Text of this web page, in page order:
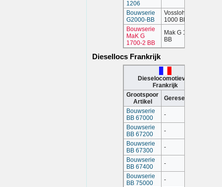
1206
Bouwserie
G2000-BB
Vossloh G
1000 BB
Bouwserie
MaK G
1700-2 BB
Mak G 1700-2
BB
Diesellocs Frankrijk
Dieselocomotieven
Frankrijk
Grootspoor
Artikel
Gereserveerd
Bouwserie
BB 67000
-
Bouwserie
BB 67200
-
Bouwserie
BB 67300
-
Bouwserie
BB 67400
-
Bouwserie
BB 75000
-